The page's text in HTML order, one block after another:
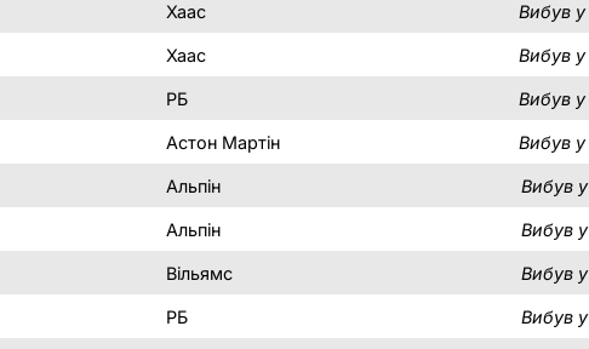
Хаас Вибув у
Хаас Вибув у
РБ Вибув у
Астон Мартін Вибув у
Альпін Вибув у
Альпін Вибув у
Вільямс Вибув у
РБ Вибув у